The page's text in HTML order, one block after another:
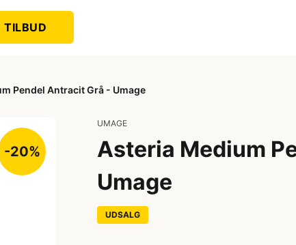
TILBUD
Pendel Antracit Grå - Umage
-20%
UMAGE
Asteria Medium
Umage
UDSALG